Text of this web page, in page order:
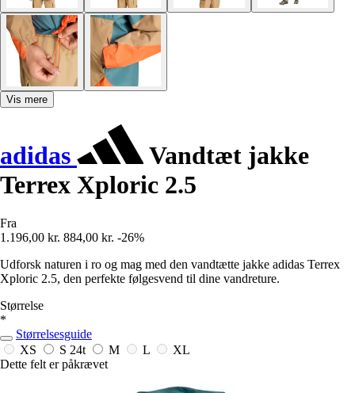
Vis mere
adidas
Vandtæt jakke
Terrex Xploric 2.5
Fra
1.196,00 kr. 884,00 kr. -26%
Udforsk naturen i ro og mag med den vandtætte jakke adidas Terrex
Xploric 2.5, den perfekte følgesvend til dine vandreture.
Størrelse
*
Størrelsesguide
XS
S 24t M L
XL
Dette felt er påkrævet